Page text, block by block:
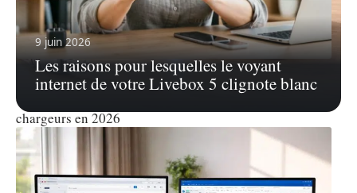
9 juin 2026
Les raisons pour lesquelles le voyant
internet de votre Livebox 5 clignote blanc
3 août 2026
USB type C vs A : le guide d’achat malin des câbles et
chargeurs en 2026